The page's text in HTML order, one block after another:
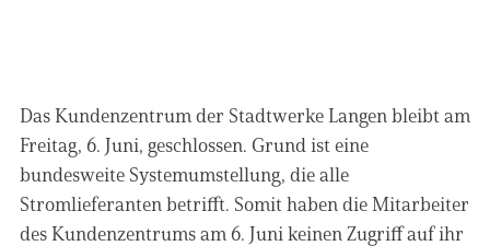
Das Kundenzentrum der Stadtwerke Langen bleibt am
Freitag, 6. Juni, geschlossen. Grund ist eine
bundesweite Systemumstellung, die alle
Stromlieferanten betrifft. Somit haben die Mitarbeiter
des Kundenzentrums am 6. Juni keinen Zugriff auf ihr